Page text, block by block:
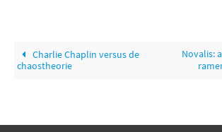
Charlie Chaplin versus de
chaostheorie
Novalis: